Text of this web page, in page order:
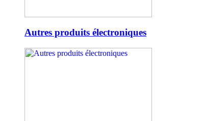
Autres produits électroniques